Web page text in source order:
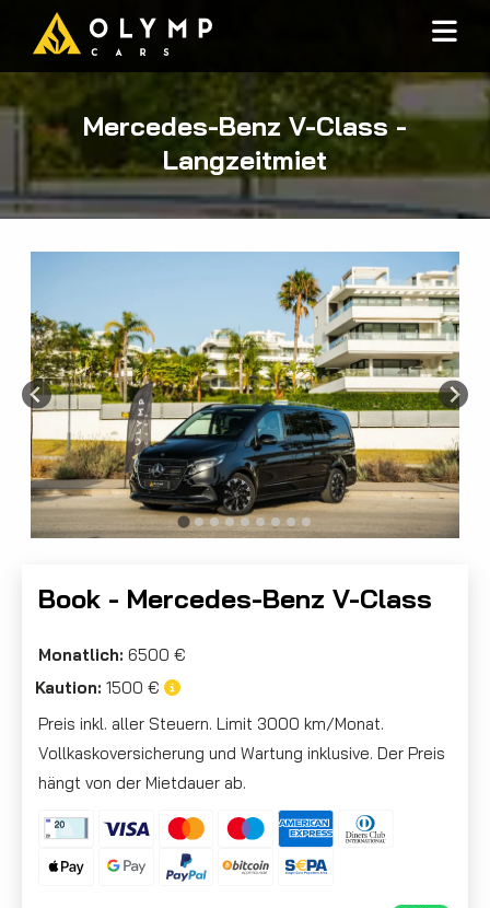
Mercedes-Benz V-Class -
Langzeitmiet
Book - Mercedes-Benz V-Class
Monatlich: 6500 €
Kaution: 1500 €
Preis inkl. aller Steuern. Limit 3000 km/Monat.
Vollkaskoversicherung und Wartung inklusive. Der Preis
hängt von der Mietdauer ab.